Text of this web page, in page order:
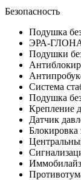
Безопасность
Подушка
ЭРА-
Подушки
Система
Подушка
Крепление
Датчик
Блокировка